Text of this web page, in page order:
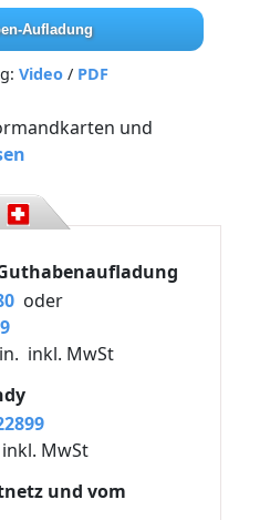
Aufladung
Video / PDF
und
oder
inkl. MwSt
inkl. MwSt
und vom